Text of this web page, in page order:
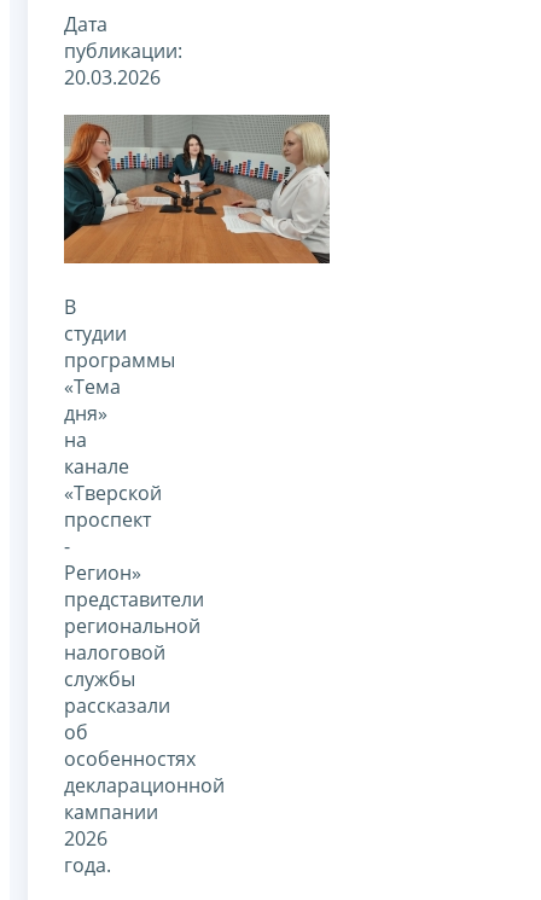
Дата
публикации:
20.03.2026
В
студии
программы
«Тема
дня»
на
канале
«Тверской
проспект
-
Регион»
представители
региональной
налоговой
службы
рассказали
об
особенностях
декларационной
кампании
2026
года.